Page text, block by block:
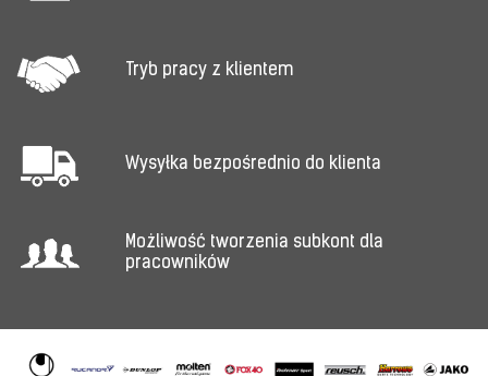
Tryb pracy z klientem
Wysyłka bezpośrednio do klienta
Możliwość tworzenia subkont dla
pracowników